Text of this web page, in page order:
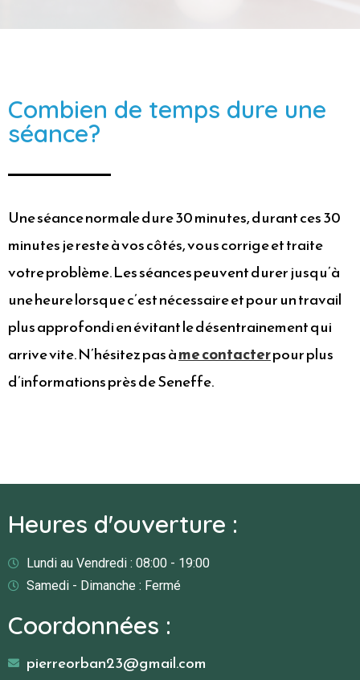
Combien de temps dure une
séance?
Une séance normale dure 30 minutes, durant ces 30
minutes je reste à vos côtés, vous corrige et traite
votre problème. Les séances peuvent durer jusqu’à
une heure lorsque c’est nécessaire et pour un travail
plus approfondi en évitant le désentrainement qui
arrive vite. N’hésitez pas àme contacterpour plus
d’informations près de Seneffe.
Heures d'ouverture :
Lundi au Vendredi : 08:00 - 19:00
Samedi - Dimanche : Fermé
Coordonnées :
pierreorban23@gmail.com